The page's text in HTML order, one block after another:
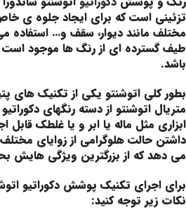
تزئینی است که برای ایجاد جلوه ی
مختلف مانند دیوار، سقف و…
طیف گسترده ای از رنگ ها موجود
باشد.
بطور کلی اتوشنتو یکی از تکنیک های
متریال اتوشنتو از دسته رنگهای
ابزاری مثل ماله یا ابر و یا غلطک
داشتن حالت هلوگرامی از زوایای
می دهد که از بزرگترین ویژگی هایش
برای اجرای تکنیک پوشش دکوراتیو
نکات زیر توجه کنید: